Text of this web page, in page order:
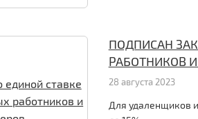
ПОДПИСАН
РАБОТНИКОВ
28 августа 2023
Для удаленщиков